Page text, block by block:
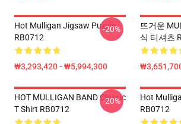
Hot Mulligan Jigsaw Puzzle
RB0712
₩3,293,420 - ₩5,994,300
-20%
뜨거운
식 티셔츠
HOT MULLIGAN BAND Classic
T Shirt RB0712
-20%
Hot
RB0712